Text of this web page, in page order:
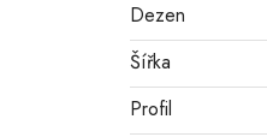
Dezen
Šířka
Profil